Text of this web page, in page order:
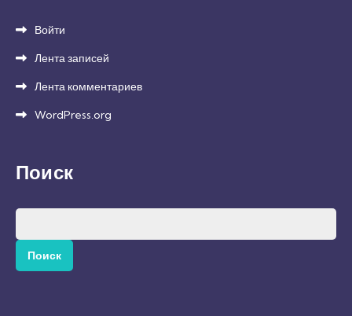
Войти
Лента записей
Лента комментариев
WordPress.org
Поиск